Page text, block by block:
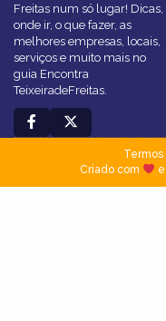
Freitas num só lugar! Dicas,
onde ir, o que fazer, as
melhores empresas, locais,
serviços e muito mais no
guia Encontra
TeixeiradeFreitas.
Termos|
Criado com
e